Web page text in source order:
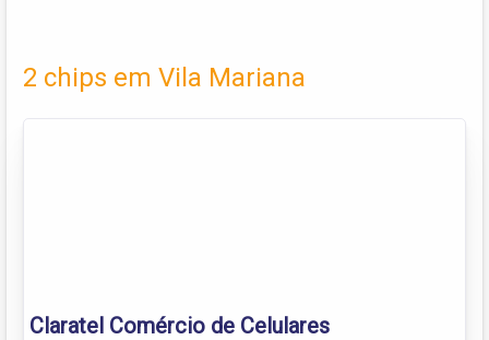
2 chips em Vila Mariana
Claratel Comércio de Celulares